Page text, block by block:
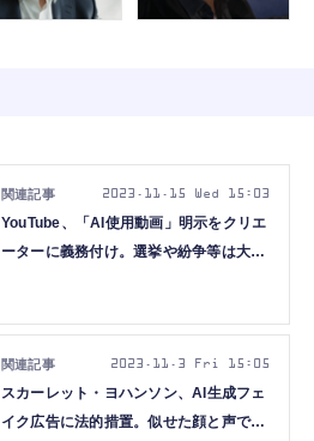
YouTube、「AI使用動画」明示をクリエ
ーターに義務付け。選挙や紛争等は大き
2023.11.15 Wed 15:03
スカーレット・ヨハンソン、AI生成フェ
イク広告に法的措置。似せた顔と声でア
2023.11.3 Fri 15:05